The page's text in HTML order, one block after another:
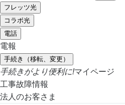
フレッツ光
コラボ光
電話
電報
手続き（移転、変更）
手続きがより便利に!マイページ
工事故障情報
法人のお客さま